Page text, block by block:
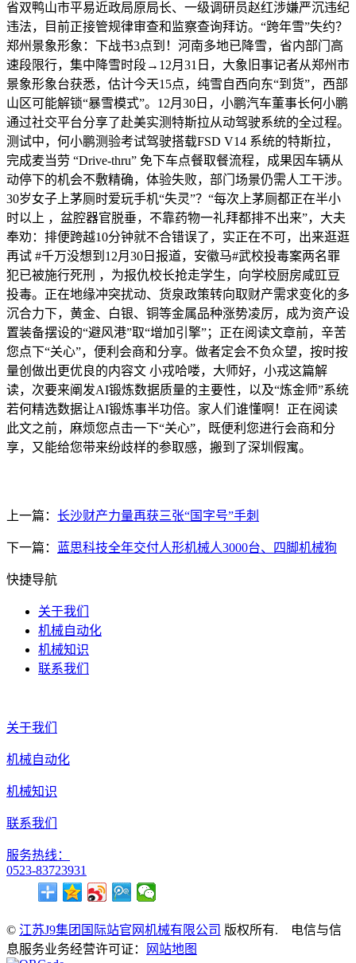
省双鸭山市平易近政局原局长、一级调研员赵红涉嫌严沉违纪
违法，目前正接管规律审查和监察查询拜访。“跨年雪”失约？
郑州景象形象：下战书3点到！河南多地已降雪，省内部门高
速段限行，集中降雪时段→12月31日，大象旧事记者从郑州市
景象形象台获悉，估计今天15点，纯雪自西向东“到货”，西部
山区可能解锁“暴雪模式”。12月30日，小鹏汽车董事长何小鹏
通过社交平台分享了赴美实测特斯拉从动驾驶系统的全过程。
测试中，何小鹏测验考试驾驶搭载FSD V14 系统的特斯拉，
完成麦当劳 “Drive-thru” 免下车点餐取餐流程，成果因车辆从
动停下的机会不敷精确，体验失败，部门场景仍需人工干涉。
30岁女子上茅厕时爱玩手机“失灵”？“每次上茅厕都正在半小
时以上 ，盆腔器官脱垂，不靠药物一礼拜都排不出来”，大夫
奉劝：排便跨越10分钟就不合错误了，实正在不可，出来逛逛
再试 #千万没想到12月30日报道，安徽马#武校投毒案两名罪
犯已被施行死刑 ，为报仇校长抢走学生，向学校厨房咸豇豆
投毒。正在地缘冲突扰动、货泉政策转向取财产需求变化的多
沉合力下，黄金、白银、铜等金属品种涨势凌厉，成为资产设
置装备摆设的“避风港”取“增加引擎”；正在阅读文章前，辛苦
您点下“关心”，便利会商和分享。做者定会不负众望，按时按
量创做出更优良的内容文 小戎哈喽，大师好，小戎这篇解
读，次要来阐发AI锻炼数据质量的主要性，以及“炼金师”系统
若何精选数据让AI锻炼事半功倍。家人们谁懂啊！正在阅读
此文之前，麻烦您点击一下“关心”，既便利您进行会商和分
享，又能给您带来纷歧样的参取感，搬到了深圳假寓。
上一篇： 长沙财产力量再获三张“国字号”手刺
下一篇： 蓝思科技全年交付人形机械人3000台、四脚机械狗
快捷导航
关于我们
机械自动化
机械知识
联系我们
关于我们
机械自动化
机械知识
联系我们
服务热线：
0523-83723931
© 江苏J9集团国际站官网机械有限公司 版权所有. 电信与信
息服务业务经营许可证：
网站地图